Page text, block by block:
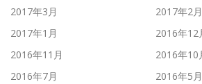
2017年3月
2017年2月
2017年1月
2016年12
2016年11月
2016年10
2016年7月
2016年5月